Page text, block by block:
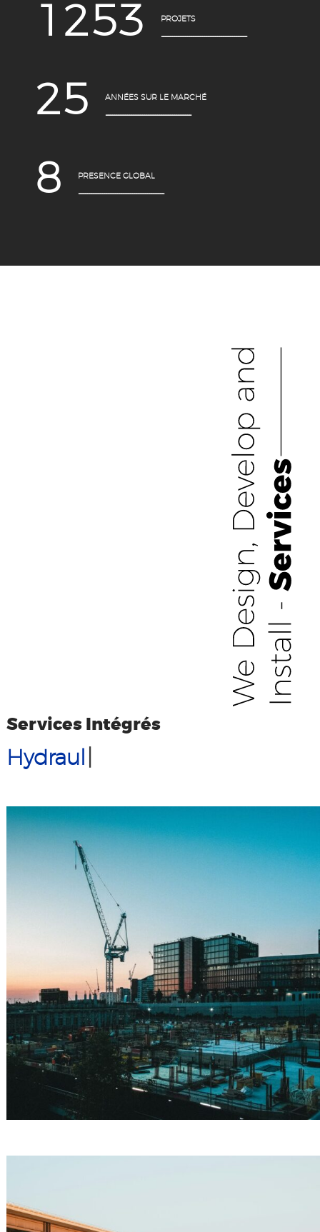
253 PROJETS
----------------------------------------
25 ANNÉES SUR LE MARCHÉ
----------------------------------------
8 PRESENCE GLOBAL
----------------------------------------
Services Intégrés
Sécurité